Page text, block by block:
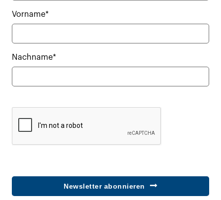
Vorname*
Nachname*
Newsletter abonnieren